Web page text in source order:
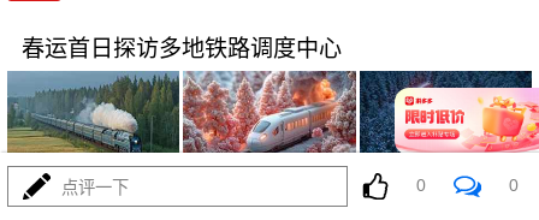
春运首日探访多地铁路调度中心
最热 阅读 30242
点评一下 0 0